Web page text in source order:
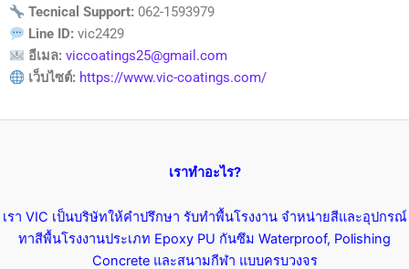
Tecnical Support: 062-1593979
Line ID: vic2429
อีเมล: viccoatings25@gmail.com
เว็บไซต์: https://www.vic-coatings.com/
เราทำอะไร?
เรา VIC เป็นบริษัทให้คำปรึกษา รับทำพื้นโรงงาน จำหน่ายสีและอุปกรณ์
ทาสีพื้นโรงงานประเภท Epoxy PU กันซึม Waterproof, Polishing
Concrete และสนามกีฬา แบบครบวงจร